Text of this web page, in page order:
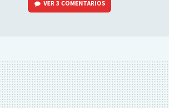
VER3 COMENTARIOS